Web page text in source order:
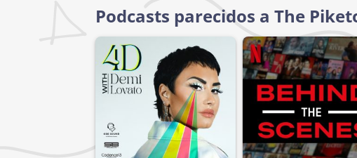
Podcasts parecidos a The